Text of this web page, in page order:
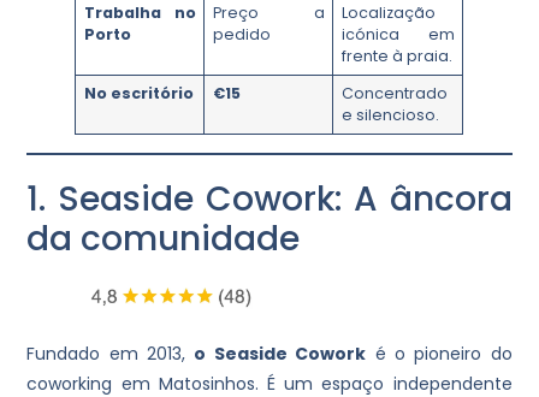
Trabalha no
Porto
Preço a
pedido
Localização
icónica em
frente à praia.
No escritório
€15
Concentrado
e silencioso.
1. Seaside Cowork: A âncora
da comunidade
Fundado em 2013, o Seaside Cowork é o pioneiro do
coworking em Matosinhos. É um espaço independente